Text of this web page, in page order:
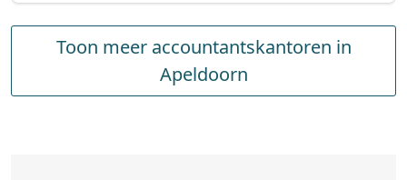
Toon meer accountantskantoren in
Apeldoorn